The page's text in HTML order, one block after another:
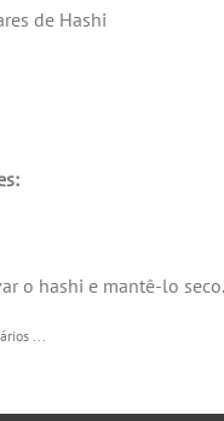
de Hashi
o hashi e mantê-lo seco.
...